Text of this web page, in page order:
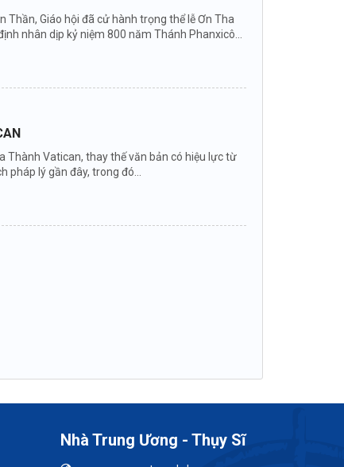
Giáo hội đã cử hành trọng thể lễ Ơn Tha
nhân dịp kỷ niệm 800 năm Thánh Phanxicô...
Thành Vatican, thay thế văn bản có hiệu lực từ
lý gần đây, trong đó...
Nhà Trung Ương - Thụy Sĩ